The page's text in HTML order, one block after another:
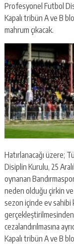
Profesyonel Futbol
Kapalı tribün A ve B
mahrum çıkacak.
Hatırlanacağı üzere;
Disiplin Kurulu, 25
oynanan
neden olduğu çirkin
sezon içinde ev sahibi
gerçekleştirilmesinden
cezalandırılmasına
Kapalı tribün A ve B